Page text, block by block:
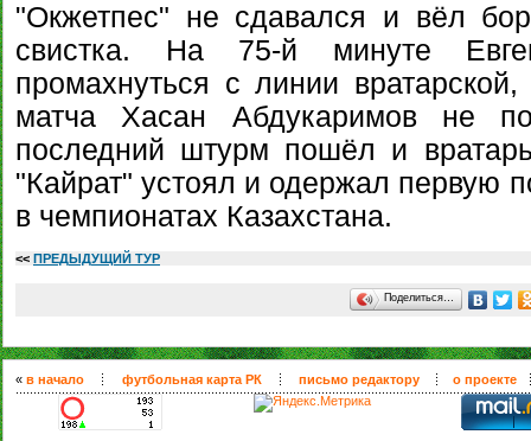
"Окжетпес" не сдавался и вёл
свистка. На 75-й минуте
промахнуться с линии
матча Хасан Абдукаримов не
последний штурм пошёл и
"Кайрат" устоял и одержал первую
в чемпионатах Казахстана.
<< ПРЕДЫДУЩИЙ ТУР
Поделиться…
« в начало футбольная карта РК письмо редактору о проекте